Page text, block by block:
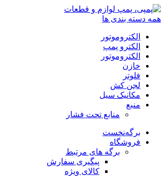
همه دسته بندی ها
الکتروموتور
الکترو پمپ
الکتروموتور
خازن
فلوتر
لجن کش
مکانیک سیل
منبع
منابع تحت فشار
برگه‌نخست
فروشگاه
برگه های مرتبط
پیگیری سفارش
کالای ویژه